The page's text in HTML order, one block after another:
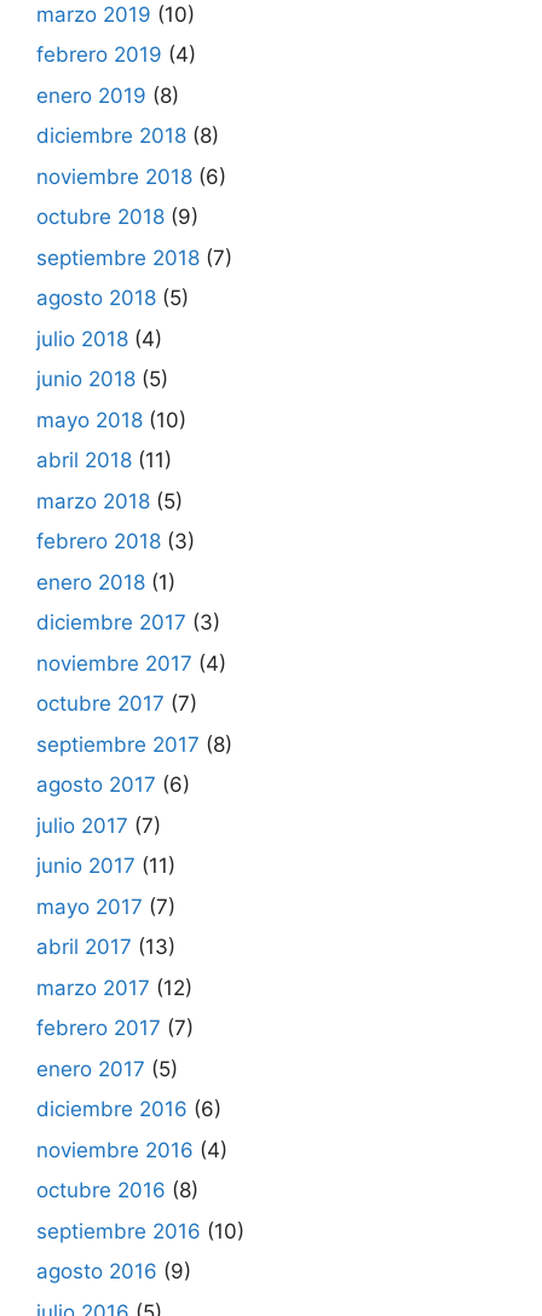
marzo 2019 (10)
febrero 2019 (4)
enero 2019 (8)
diciembre 2018 (8)
noviembre 2018 (6)
octubre 2018 (9)
septiembre 2018 (7)
agosto 2018 (5)
julio 2018 (4)
junio 2018 (5)
mayo 2018 (10)
abril 2018 (11)
marzo 2018 (5)
febrero 2018 (3)
enero 2018 (1)
diciembre 2017 (3)
noviembre 2017 (4)
octubre 2017 (7)
septiembre 2017 (8)
agosto 2017 (6)
julio 2017 (7)
junio 2017 (11)
mayo 2017 (7)
abril 2017 (13)
marzo 2017 (12)
febrero 2017 (7)
enero 2017 (5)
diciembre 2016 (6)
noviembre 2016 (4)
octubre 2016 (8)
septiembre 2016 (10)
agosto 2016 (9)